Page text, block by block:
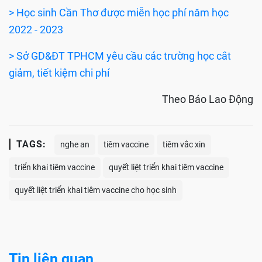
> Học sinh Cần Thơ được miễn học phí năm học
2022 - 2023
> Sở GD&ĐT TPHCM yêu cầu các trường học cắt
giảm, tiết kiệm chi phí
Theo Báo Lao Động
TAGS: nghe an tiêm vaccine tiêm vắc xin
triển khai tiêm vaccine quyết liệt triển khai tiêm vaccine
quyết liệt triển khai tiêm vaccine cho học sinh